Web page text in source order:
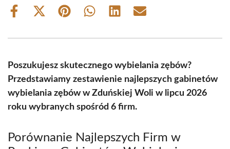
Share
Share
(Twitter)
Share Share Share Share
Poszukujesz skutecznego wybielania zębów?
Przedstawiamy zestawienie najlepszych gabinetów
wybielania zębów w Zduńskiej Woli w lipcu 2026
roku wybranych spośród 6 firm.
Porównanie Najlepszych Firm w